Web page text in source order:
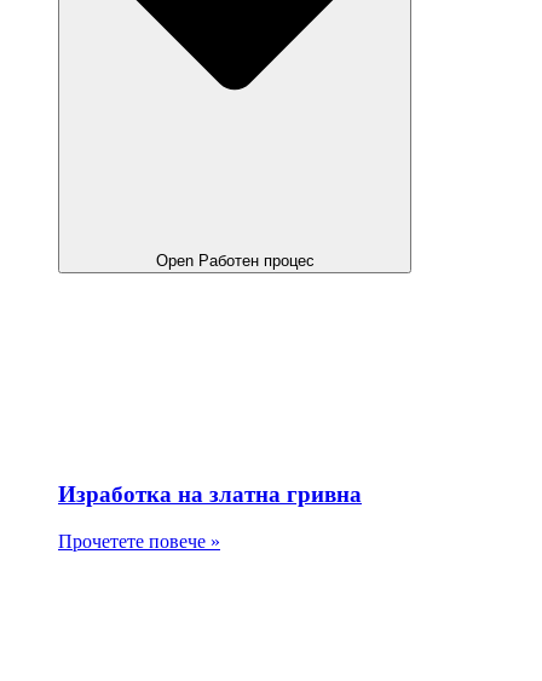
Open Работен процес
Изработка на златна гривна
Прочетете повече »